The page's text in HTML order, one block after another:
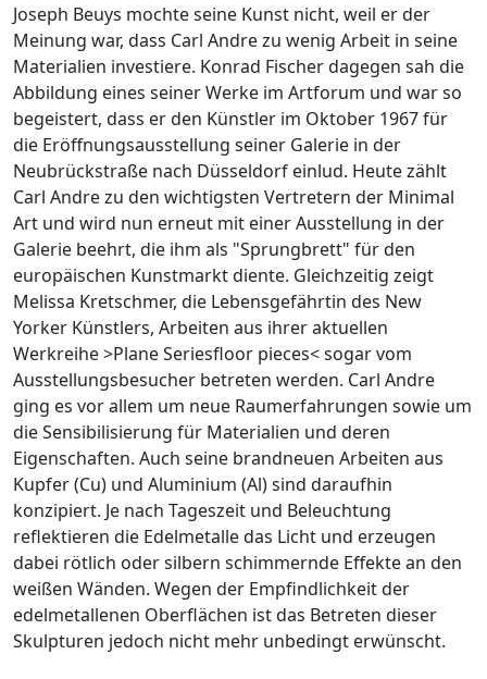
Joseph Beuys mochte seine Kunst nicht, weil er der
Meinung war, dass Carl Andre zu wenig Arbeit in seine
Materialien investiere. Konrad Fischer dagegen sah die
Abbildung eines seiner Werke im Artforum und war so
begeistert, dass er den Künstler im Oktober 1967 für
die Eröffnungsausstellung seiner Galerie in der
Neubrückstraße nach Düsseldorf einlud. Heute zählt
Carl Andre zu den wichtigsten Vertretern der Minimal
Art und wird nun erneut mit einer Ausstellung in der
Galerie beehrt, die ihm als "Sprungbrett" für den
europäischen Kunstmarkt diente. Gleichzeitig zeigt
Melissa Kretschmer, die Lebensgefährtin des New
Yorker Künstlers, Arbeiten aus ihrer aktuellen
Werkreihe >Plane Seriesfloor pieces< sogar vom
Ausstellungsbesucher betreten werden. Carl Andre
ging es vor allem um neue Raumerfahrungen sowie um
die Sensibilisierung für Materialien und deren
Eigenschaften. Auch seine brandneuen Arbeiten aus
Kupfer (Cu) und Aluminium (Al) sind daraufhin
konzipiert. Je nach Tageszeit und Beleuchtung
reflektieren die Edelmetalle das Licht und erzeugen
dabei rötlich oder silbern schimmernde Effekte an den
weißen Wänden. Wegen der Empfindlichkeit der
edelmetallenen Oberflächen ist das Betreten dieser
Skulpturen jedoch nicht mehr unbedingt erwünscht.